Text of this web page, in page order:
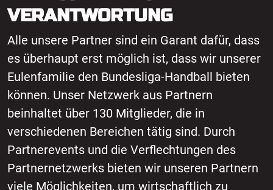
VERANTWORTUNG
Alle unsere Partner sind ein Garant dafür, dass
es überhaupt erst möglich ist, dass wir unserer
Eulenfamilie den Bundesliga-Handball bieten
können. Unser Netzwerk aus Partnern
beinhaltet über 130 Mitglieder, die in
verschiedenen Bereichen tätig sind. Durch
Partnerevents und die Verflechtungen des
Partnernetzwerks bieten wir unseren Partnern
viele Möglichkeiten, um wirtschaftlich zu